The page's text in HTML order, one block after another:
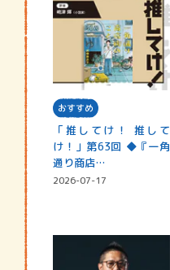
おすすめ
「推してけ！ 推して
け！」第63回 ◆『一角
通り商店…
2026-07-17